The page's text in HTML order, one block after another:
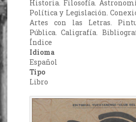
Historia. Filosofía.
Política y Legislación.
Artes con las Letras.
Pública. Caligrafía.
Índice
Idioma
Español
Tipo
Libro